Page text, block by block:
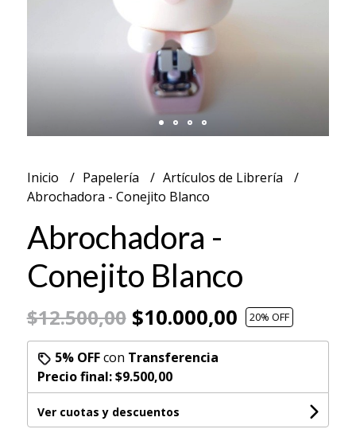
Inicio Papelería
Artículos de Librería
Abrochadora - Conejito Blanco
Abrochadora -
Conejito Blanco
$12.500,00$10.000,00 20% OFF
5% OFFcon Transferencia
Precio final:$9.500,00
Ver cuotas y descuentos